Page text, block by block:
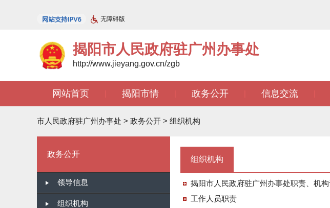
无障碍版
揭阳市人民政府驻广州办事处
http://www.jieyang.gov.cn/zgb
网站首页 揭阳市情 政务公开 信息交流
文苑天地 |
市人民政府驻广州办事处 > 政务公开 > 组织机构
政务公开
领导信息
组织机构
组织机构
揭阳市人民政府驻广州办事处职责、机
工作人员职责